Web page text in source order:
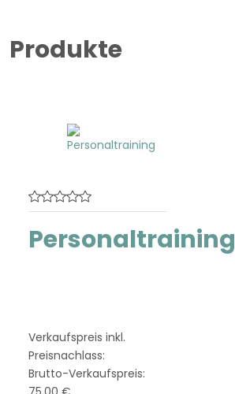
Produkte
Personaltraining
Verkaufspreis inkl.
Preisnachlass:
Brutto-Verkaufspreis: